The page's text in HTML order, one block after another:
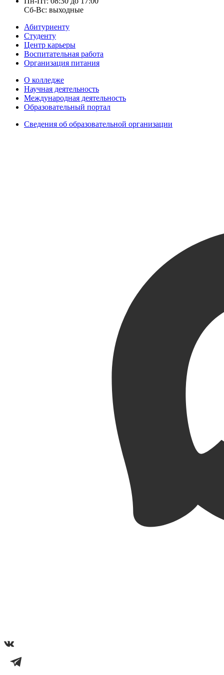
Сб-Вс: выходные
Абитуриенту
Студенту
Центр карьеры
Воспитательная работа
Организация питания
О колледже
Научная деятельность
Международная деятельность
Образовательный портал
Сведения об образовательной организации